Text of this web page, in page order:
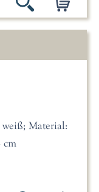
Material:
cm